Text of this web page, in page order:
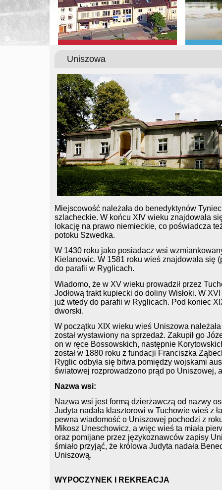
Uniszowa
Miejscowość należała do benedyktynów
szlacheckie. W końcu XIV wieku znajdowała
lokację na prawo niemieckie, co poświadcza
potoku Szwedka.
W 1430 roku jako posiadacz wsi
Kielanowic. W 1581 roku wieś znajdowała się
do parafii w Ryglicach.
Wiadomo, że w XV wieku prowadził przez
Jodłową trakt kupiecki do doliny Wisłoki. W
już wtedy do parafii w Ryglicach. Pod koniec
dworski.
W początku XIX wieku wieś Uniszowa
został wystawiony na sprzedaż. Zakupił go
on w ręce Bossowskich, następnie
został w 1880 roku z fundacji Franciszka
Ryglic odbyła się bitwa pomiędzy wojskami
światowej rozprowadzono prąd po Uniszowej,
Nazwa wsi:
Nazwa wsi jest formą dzierżawczą od nazwy
Judyta nadała klasztorowi w Tuchowie wieś z
pewna wiadomość o Uniszowej pochodzi z
Mikosz Uneschowicz, a więc wieś ta miała
oraz pomijane przez językoznawców zapisy
śmiało przyjąć, że królowa Judyta nadała
Uniszową.
WYPOCZYNEK I REKREACJA